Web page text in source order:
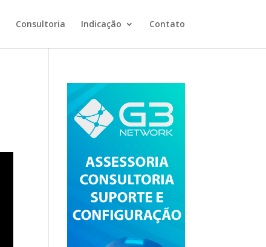
Consultoria Indicação Contato